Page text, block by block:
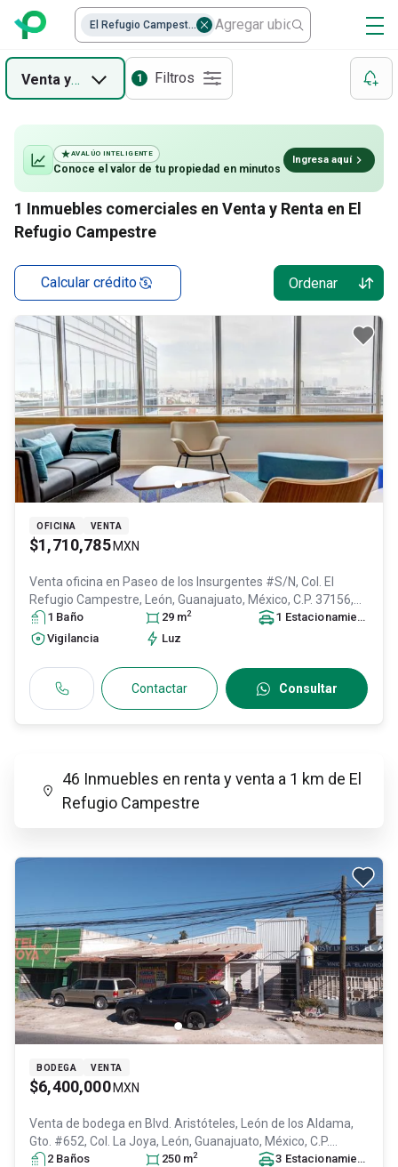
Venta yRenta 1 Filtros
1 Inmuebles comerciales en Venta y Renta en El
Refugio Campestre
Calcular crédito Ordenar
AVALÚO INTELIGENTE
Conoce el valor de tu propiedad en minutos
Ingresa aquí
OFICINA VENTA
$1,710,785 MXN
Venta oficina en Paseo de los Insurgentes #S/N, Col. El
Refugio Campestre,
León, Guanajuato, México, C.P. 37156,
ID:30565190
1 Baño 29 m2 1 Estacionamiento
Vigilancia
Luz
Contactar Consultar
46 Inmuebles en renta y venta a 1 km de El
Refugio Campestre
BODEGA VENTA
$6,400,000 MXN
Venta de bodega en Blvd. Aristóteles, León de los Aldama,
Gto. #652, Col. La Joya,
León, Guanajuato, México, C.P.
37358, ID:31496172
2 Baños 250 m2 3 Estacionamiento
El Refugio Campestre